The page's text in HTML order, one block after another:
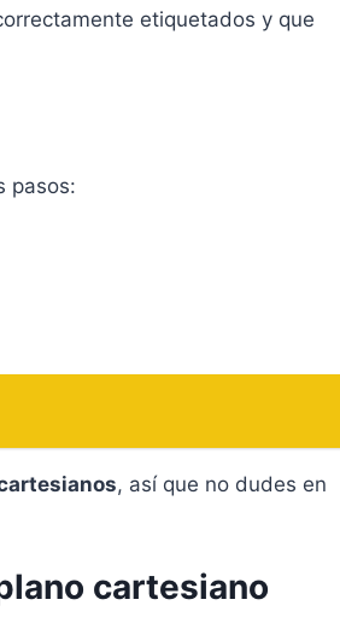
etiquetados y que
pasos:
, así que no dudes en
cartesiano